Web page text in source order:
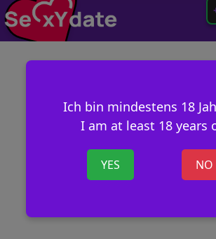
Ich bin mindestens 18
I am at least 18 years
YES NO